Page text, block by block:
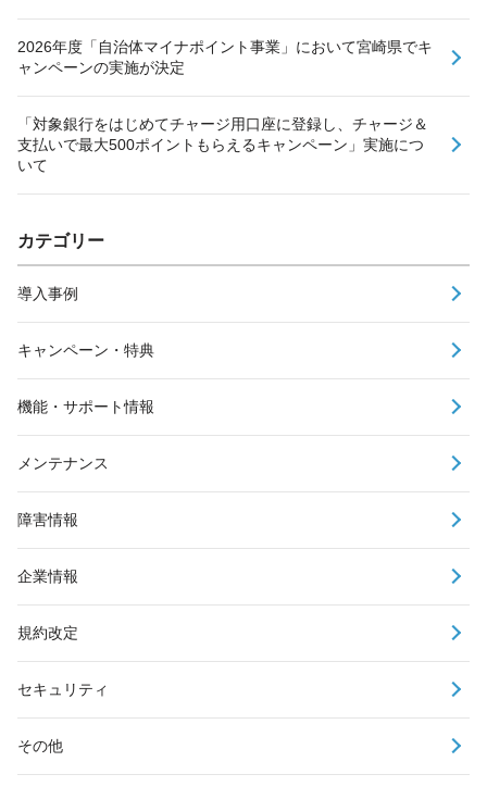
2026年度「自治体マイナポイント事業」において宮崎県でキ
ャンペーンの実施が決定
「対象銀行をはじめてチャージ用口座に登録し、チャージ＆
支払いで最大500ポイントもらえるキャンペーン」実施につ
いて
カテゴリー
導入事例
キャンペーン・特典
機能・サポート情報
メンテナンス
障害情報
企業情報
規約改定
セキュリティ
その他